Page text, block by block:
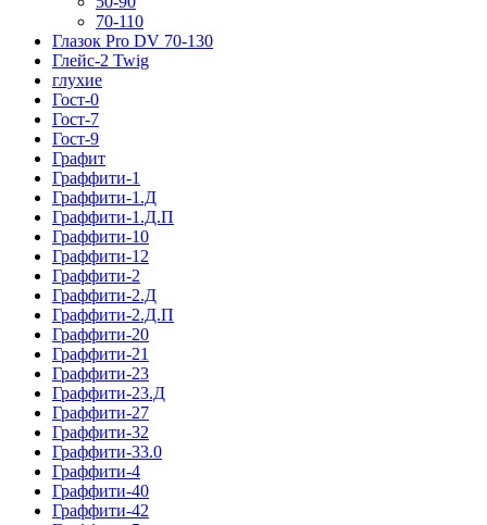
70-110
Глазок Pro DV 70-130
Глейс-2 Twig
глухие
Гост-0
Гост-7
Гост-9
Графит
Граффити-1
Граффити-1.Д
Граффити-1.Д.П
Граффити-10
Граффити-12
Граффити-2
Граффити-2.Д
Граффити-2.Д.П
Граффити-20
Граффити-21
Граффити-23
Граффити-23.Д
Граффити-27
Граффити-32
Граффити-33.0
Граффити-4
Граффити-40
Граффити-42